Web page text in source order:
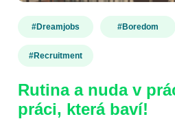
#dreamjobs #Boredom
#recruitment
Rutina a nuda v
práci, která baví!